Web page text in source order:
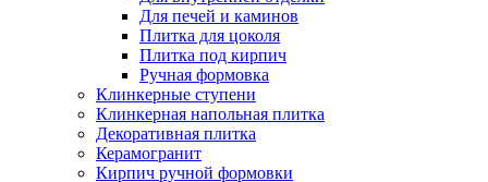
Для печей и каминов
Плитка для цоколя
Плитка под кирпич
Ручная формовка
Клинкерные ступени
Клинкерная напольная плитка
Декоративная плитка
Керамогранит
Кирпич ручной формовки